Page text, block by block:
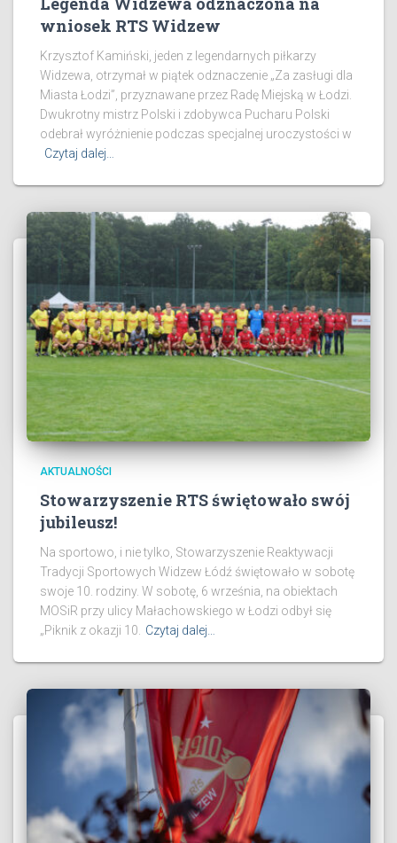
wniosek RTS Widzew
Krzysztof Kamiński, jeden z legendarnych piłkarzy
Widzewa, otrzymał w piątek odznaczenie „Za zasługi dla
Miasta Łodzi”, przyznawane przez Radę Miejską w Łodzi.
Dwukrotny mistrz Polski i zdobywca Pucharu Polski
odebrał wyróżnienie podczas specjalnej uroczystości w
Czytaj dalej…
AKTUALNOŚCI
Stowarzyszenie RTS świętowało swój
jubileusz!
Na sportowo, i nie tylko, Stowarzyszenie Reaktywacji
Tradycji Sportowych Widzew Łódź świętowało w sobotę
swoje 10. rodziny. W sobotę, 6 września, na obiektach
MOSiR przy ulicy Małachowskiego w Łodzi odbył się
„Piknik z okazji 10.
Czytaj dalej…